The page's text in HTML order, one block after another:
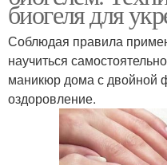
биогеля для
Соблюдая правила
научиться
маникюр дома с двойной
оздоровление.